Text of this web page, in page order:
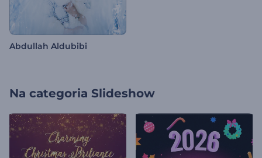
Abdullah Aldubibi
Na categoria Slideshow